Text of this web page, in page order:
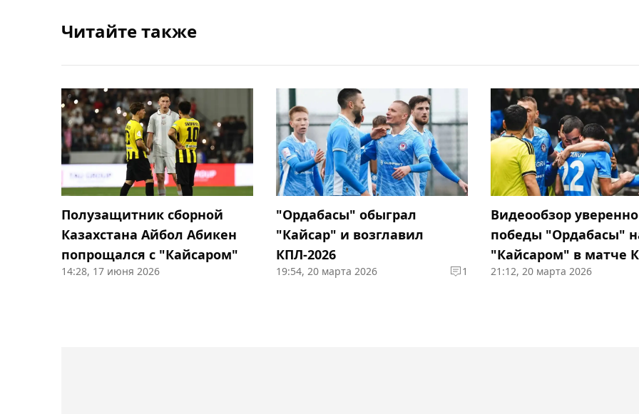
Читайте также
Полузащитник сборной
Казахстана Айбол Абикен
попрощался с "Кайсаром"
14:28, 17 июня 2026
"Ордабасы" обыграл
"Кайсар" и возглавил
КПЛ-2026
19:54, 20 марта 2026 1
Видеообзор
победы "Ордабасы"
"Кайсаром" в матче
21:12, 20 марта 2026